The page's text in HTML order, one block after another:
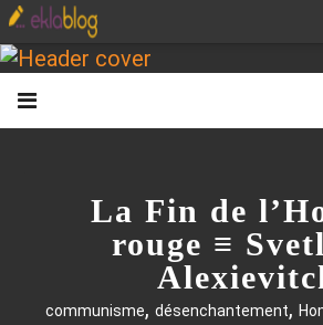
La Fin de
rouge ≡
communisme, désenchantement,